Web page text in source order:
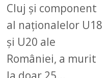
Cluj și component
al naționalelor U18
și U20 ale
României, a murit